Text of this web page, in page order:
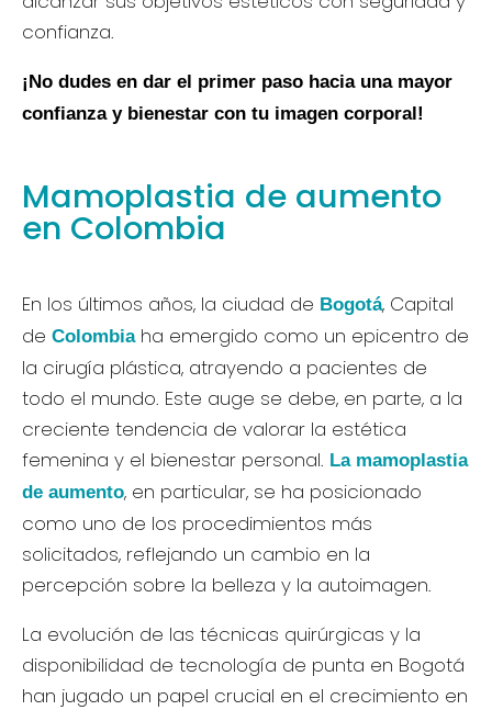
confianza.
¡No dudes en dar el primer paso hacia una mayor
confianza y bienestar con tu imagen corporal!
Mamoplastia de aumento
en Colombia
En los últimos años, la ciudad de Bogotá, Capital
de Colombia ha emergido como un epicentro de
la cirugía plástica, atrayendo a pacientes de
todo el mundo. Este auge se debe, en parte, a la
creciente tendencia de valorar la estética
femenina y el bienestar personal. La mamoplastia
de aumento, en particular, se ha posicionado
como uno de los procedimientos más
solicitados, reflejando un cambio en la
percepción sobre la belleza y la autoimagen.
La evolución de las técnicas quirúrgicas y la
disponibilidad de tecnología de punta en Bogotá
han jugado un papel crucial en el crecimiento en